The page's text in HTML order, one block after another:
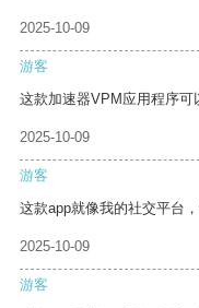
2025-10-09
游客
这款加速器VPM应用程序可
2025-10-09
游客
这款app就像我的社交平台
2025-10-09
游客